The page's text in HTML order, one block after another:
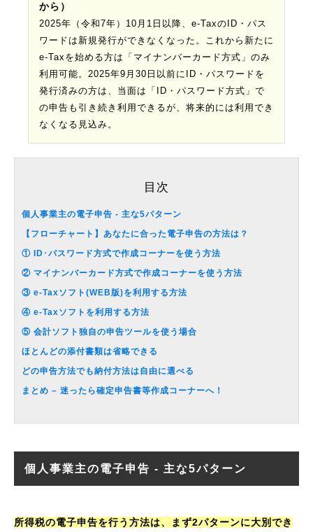
から）
2025年（令和7年）10月1日以降、e-TaxのID・パス
ワードは新規発行ができなくなった。これから新たに
e-Taxを始める方は「マイナンバーカード方式」のみ
利用可能。2025年9月30日以前にID・パスワードを
発行済みの方は、当面は「ID・パスワード方式」で
の申告も引き続き利用できるが、将来的には利用でき
なくなる見込み。
目次
個人事業主の電子申告 ‐ 主な5パターン
【フローチャート】あなたに合った電子申告の方法は？
① ID･パスワード方式で作成コーナーを使う方法
② マイナンバーカード方式で作成コーナーを使う方法
③ e-Taxソフト(WEB版)を利用する方法
④ e-Taxソフトを利用する方法
⑤ 会計ソフト独自の申告ツールを使う場合
ほとんどの添付書類は省略できる
どの申告方法でも納付方法は自由に選べる
まとめ – 迷ったら確定申告書等作成コーナーへ！
個人事業主の電子申告 ‐ 主な5パターン
所得税の電子申告を行う方法は、まず2パターンに大別でき